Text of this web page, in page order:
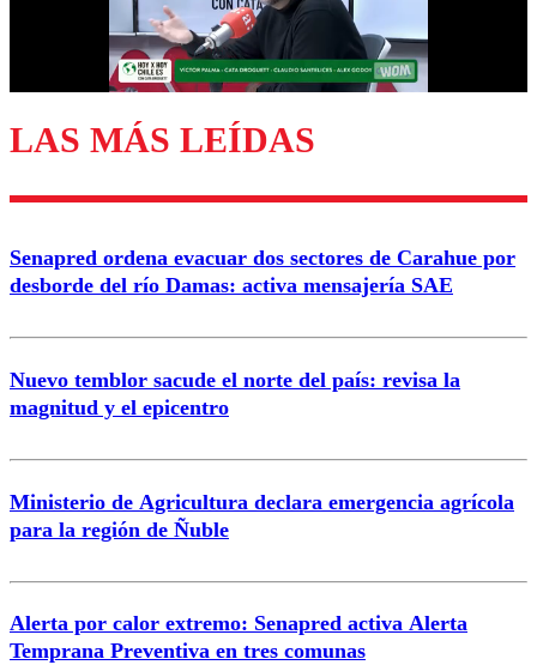
Enviar comentario
LAS MÁS LEÍDAS
Senapred ordena evacuar dos sectores de Carahue por
desborde del río Damas: activa mensajería SAE
Nuevo temblor sacude el norte del país: revisa la
magnitud y el epicentro
Ministerio de Agricultura declara emergencia agrícola
para la región de Ñuble
Alerta por calor extremo: Senapred activa Alerta
Temprana Preventiva en tres comunas